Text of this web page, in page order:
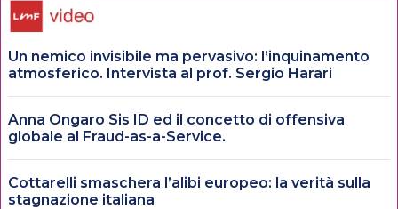
Un nemico invisibile ma pervasivo: l’inquinamento
atmosferico. Intervista al prof. Sergio Harari
Anna Ongaro Sis ID ed il concetto di offensiva
globale al Fraud-as-a-Service.
Cottarelli smaschera l’alibi europeo: la verità sulla
stagnazione italiana